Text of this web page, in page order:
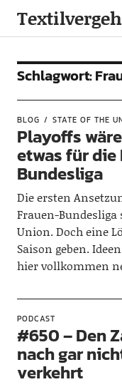
Schlagwort:
BLOG STATE OF THE
Playoffs
etwas für die
Bundesliga
Die ersten
Frauen-
Union. Doch eine
Saison geben.
hier vollkommen
PODCAST
#650 – Den
nach gar
verkehrt